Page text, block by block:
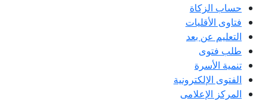
حساب الزكاة
فتاوى الأقليات
التعليم عن بعد
طلب فتوى
تنمية الأسرة
الفتوى الإلكترونية
المركز الإعلامى